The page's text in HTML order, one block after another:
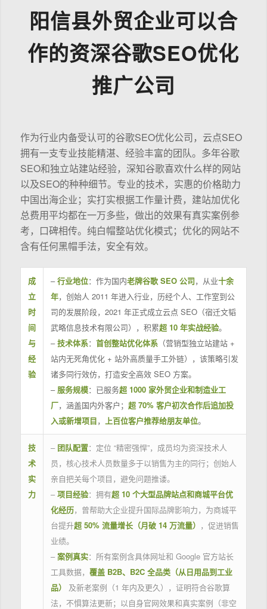
阳信县外贸企业可以合
作的资深谷歌SEO优化
推广公司
作为行业内备受认可的谷歌SEO优化公司，云点SEO
拥有一支专业技能精湛、经验丰富的团队。多年谷歌
SEO和独立站建站经验，深知谷歌喜欢什么样的网站
以及SEO的种种细节。专业的技术，实惠的价格助力
中国出海企业；实打实根据工作量计费，建站加优化
总费用平均都在一万多些，做出的效果有真实案例参
考，口碑相传。纯白帽整站优化模式；优化的网站不
含有任何黑帽手法，安全有效。
成
立
时
间
与
经
验
–行业地位：作为国内老牌谷歌 SEO 公司，从业十余
年，创始人 2011 年进入行业，历经个人、工作室到公
司的发展阶段，2021 年正式成立云点 SEO（宿迁文韬
武略信息技术有限公司），积累超 10 年实战经验。
–技术体系： 首创整站优化体系（营销型独立站建站 +
站内无死角优化 + 站外高质量手工外链），该策略引发
诸多同行效仿，打造安全高效 SEO 方案。
– 服务规模：已服务超 1000 家外贸企业和制造业工
厂，涵盖国内外客户； 超 70% 客户初次合作后追加投
入或新增项目， 上百位客户推荐给朋友单位。
技
术
实
力
– 团队配置：定位 “精密强悍”，成员均为资深技术人
员，核心技术人员数量多于以销售为主的同行；创始人
亲自把关每个项目，避免问题推诿。
– 项目经验：拥有超 10 个大型品牌站点和商城平台优
化经历，曾帮助大企业提升国际品牌影响力，为商城平
台提升超 50% 流量增长（月破 14 万流量） ，促进销售
业绩。
– 案例真实：所有案例含具体网址和 Google 官方站长
工具数据， 覆盖 B2B、B2C 全品类（从日用品到工业
品）
及新老案例（1 年内及更久），证明符合谷歌算
法，不惧算法更新；以自身官网效果和真实案例（非空